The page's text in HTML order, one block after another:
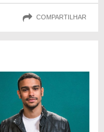
COMPARTILHAR